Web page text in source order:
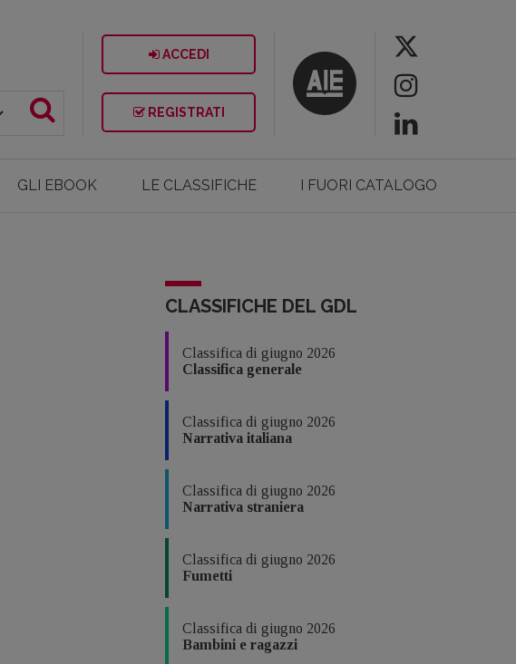
ACCEDI
REGISTRATI
GLI EBOOK LE CLASSIFICHE I FUORI CATALOGO
CLASSIFICHE DEL GDL
Classifica di giugno 2026
Classifica generale
Classifica di giugno 2026
Narrativa italiana
Classifica di giugno 2026
Narrativa straniera
Classifica di giugno 2026
Fumetti
Classifica di giugno 2026
Bambini e ragazzi